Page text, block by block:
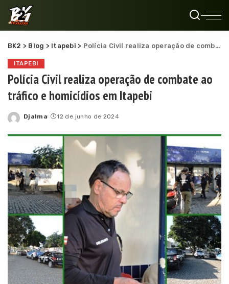
BK2 > Blog > Itapebi > Polícia Civil realiza operação de combate ao tráfico e homicídios em Itapebi
ITAPEBI
Polícia Civil realiza operação de combate ao
tráfico e homicídios em Itapebi
Posted
Djalma 12 de junho de 2024